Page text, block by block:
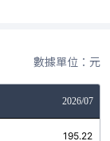
數據單位：元
2026/07
195.22